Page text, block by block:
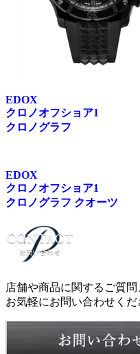
EDOX
クロノオフショア1
クロノグラフ
EDOX
クロノオフショア1
クロノグラフ クオーツ
店舗や商品に関するご質
お気軽にお問い合わせくだ